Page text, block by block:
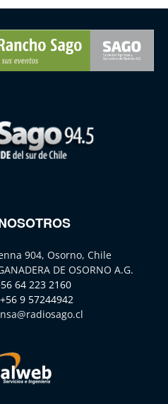
904, Osorno, Chile
DE OSORNO A.G.
64 223 2160
+56 9 57244942